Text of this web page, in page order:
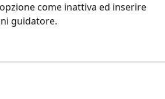
come inattiva ed inserire
guidatore.